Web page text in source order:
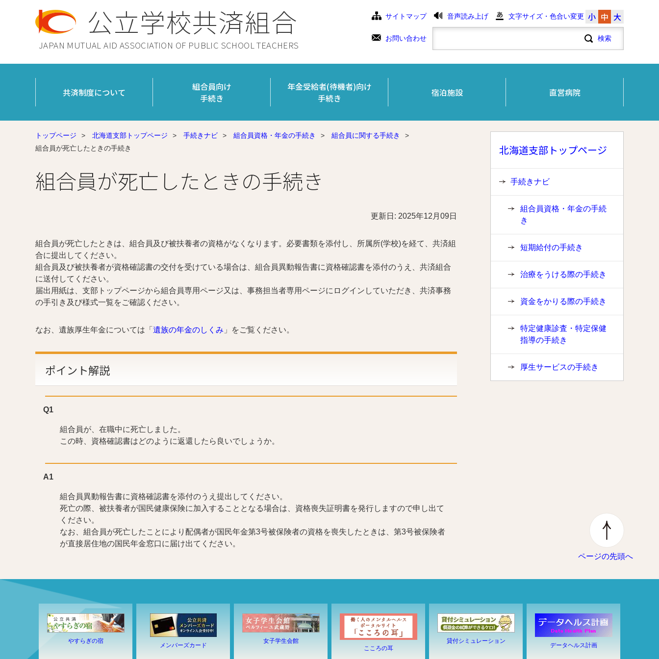
公立学校共済組合
JAPAN MUTUAL AID ASSOCIATION OF PUBLIC SCHOOL TEACHERS
サイトマップ 音声読み上げ 文字サイズ・色合い変更 小 中 大
お問い合わせ
共済制度について
組合員向け
手続き
年金受給者(待機者)向け
手続き
宿泊施設 直営病院
トップページ > 北海道支部トップページ > 手続きナビ > 組合員資格・年金の手続き > 組合員に関する手続き
>
組合員が死亡したときの手続き
組合員が死亡したときの手続き
更新日: 2025年12月09日
組合員が死亡したときは、組合員及び被扶養者の資格がなくなります。必要書類を添付し、所属所(学校)を経て、共済組
合に提出してください。
組合員及び被扶養者が資格確認書の交付を受けている場合は、組合員異動報告書に資格確認書を添付のうえ、共済組合
に送付してください。
届出用紙は、支部トップページから組合員専用ページ又は、事務担当者専用ページにログインしていただき、共済事務
の手引き及び様式一覧をご確認ください。
なお、遺族厚生年金については「 遺族の年金のしくみ 」をご覧ください。
ポイント解説
Q1
組合員が、在職中に死亡しました。
この時、資格確認書はどのように返還したら良いでしょうか。
A1
組合員異動報告書に資格確認書を添付のうえ提出してください。
死亡の際、被扶養者が国民健康保険に加入することとなる場合は、資格喪失証明書を発行しますので申し出て
ください。
なお、組合員が死亡したことにより配偶者が国民年金第3号被保険者の資格を喪失したときは、第3号被保険者
が直接居住地の国民年金窓口に届け出てください。
北海道支部トップページ
手続きナビ
組合員資格・年金の手続
き
短期給付の手続き
治療をうける際の手続き
資金をかりる際の手続き
特定健康診査・特定保健
指導の手続き
厚生サービスの手続き
ページの先頭へ
やすらぎの宿
メンバーズカード
女子学生会館
こころの耳
貸付シミュレーション
データヘルス計画